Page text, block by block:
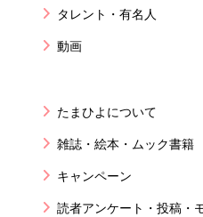
タレント・有名人
動画
たまひよについて
雑誌・絵本・ムック書籍
キャンペーン
読者アンケート・投稿・